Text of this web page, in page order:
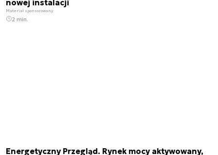
nowej instalacji
Materiał sponsorowany
2 min.
Energetyczny Przegląd. Rynek mocy aktywowany,